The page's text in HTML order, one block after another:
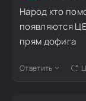
Народ кто
появляются
прям дофига
Ответить